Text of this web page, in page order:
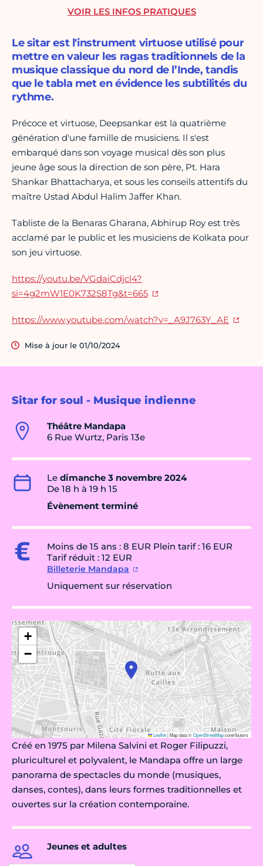
Sitar for soul - Musique indienne
Théâtre Mandapa
6 Rue Wurtz, Paris 13e
Le dimanche 3 novembre 2024
De 18 h à 19 h 15
Évènement terminé
Moins de 15 ans : 8 EUR Plein tarif : 16 EUR
Tarif réduit : 12 EUR
Billeterie Mandapa
Uniquement sur réservation
+
−
Leaflet|Map data ©OpenStreetMapcontributors
Créé en 1975 par Milena Salvini et Roger Filipuzzi,
pluriculturel et polyvalent, le Mandapa offre un large
panorama de spectacles du monde (musiques,
danses, contes), dans leurs formes traditionnelles et
ouvertes sur la création contemporaine.
Jeunes et adultes
Le sitar est l'instrument virtuose utilisé pour
mettre en valeur les ragas traditionnels de la
musique classique du nord de l’Inde, tandis
que le tabla met en évidence les subtilités du
rythme.
Précoce et virtuose, Deepsankar est la quatrième
génération d'une famille de musiciens. Il s'est
embarqué dans son voyage musical dès son plus
jeune âge sous la direction de son père, Pt. Hara
Shankar Bhattacharya, et sous les conseils attentifs du
maître Ustad Abdul Halim Jaffer Khan.
Tabliste de la Benaras Gharana, Abhirup Roy est très
acclamé par le public et les musiciens de Kolkata pour
son jeu virtuose.
https://youtu.be/VGdaiCdjcl4?
si=4g2mW1E0K732S8Tg&t=665
https://www.youtube.com/watch?v=_A9J763Y_AE
Mise à jour le 01/10/2024
VOIR LES INFOS PRATIQUES